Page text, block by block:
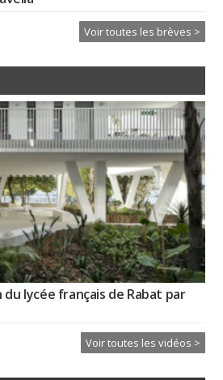
Voir toutes les brèves >
lycée français de Rabat par
Voir toutes les vidéos >